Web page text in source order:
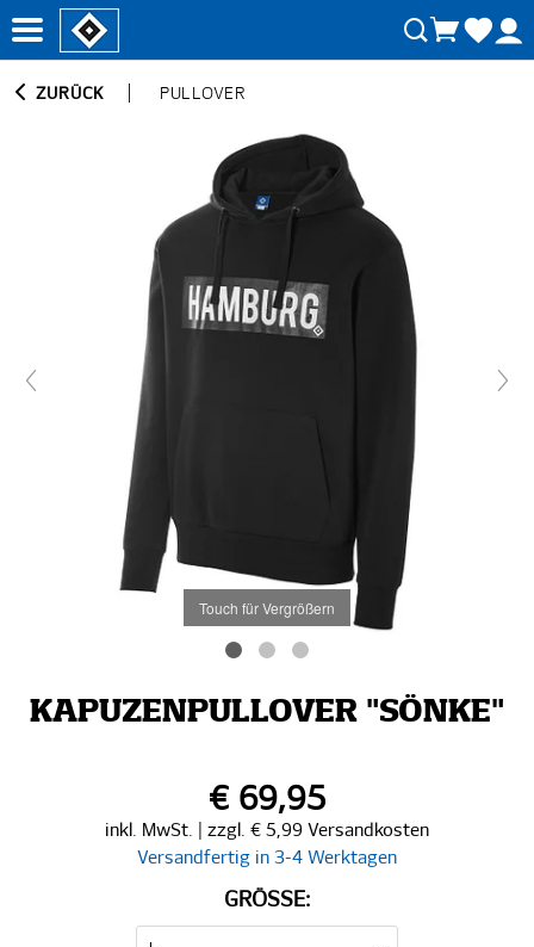
ZURÜCK PULLOVER
Touch für Vergrößern
KAPUZENPULLOVER "SÖNKE"
€ 69,95
inkl. MwSt. | zzgl. € 5,99 Versandkosten
Versandfertig in 3-4 Werktagen
GRÖSSE: